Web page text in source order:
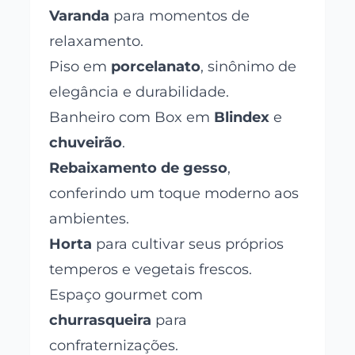
Varanda para momentos de
relaxamento.
Piso em porcelanato, sinônimo de
elegância e durabilidade.
Banheiro com Box em Blindex e
chuveirão.
Rebaixamento de gesso,
conferindo um toque moderno aos
ambientes.
Horta para cultivar seus próprios
temperos e vegetais frescos.
Espaço gourmet com
churrasqueira para
confraternizações.